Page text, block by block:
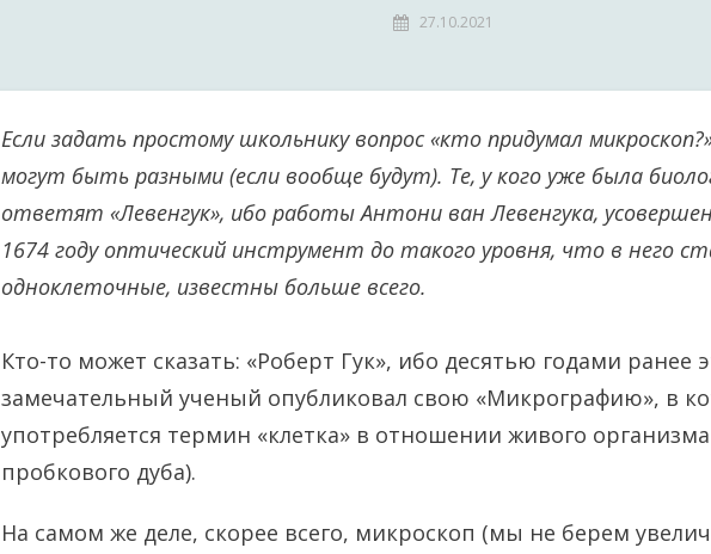
27.10.2021
Если задать простому школьнику вопрос «кто придумал
могут быть разными (если вообще будут). Те, у кого уже была
ответят «Левенгук», ибо работы Антони ван Левенгука,
1674 году оптический инструмент до такого уровня, что в него
одноклеточные, известны больше всего.
Кто-то может сказать: «Роберт Гук», ибо десятью годами ранее
замечательный ученый опубликовал свою «Микрографию», в
употребляется термин «клетка» в отношении живого
пробкового дуба).
На самом же деле, скорее всего, микроскоп (мы не берем